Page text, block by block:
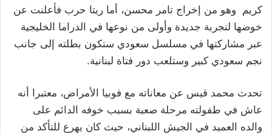
كريم وهو من إخراج تامر محسن، أما ريتا حرب فأعلنت عن
خوضها لتجربة جديدة وأولى من نوعها في الدراما الخليجية
عبر مشاركتها في مسلسل سعودي ستكون بطلته إلى جانب
نجم سعودي كبير وستلعب دور فتاة لبنانية.
تحدث محمد قيس عن معاناته مع فوبيا الأمراض، معتبرا أنه
عاش في طفولته مرحلة صعبة بسبب خوفه الدائم على
والده العميد في الجيش اللبناني، حيث كان يهرع للتأكد من